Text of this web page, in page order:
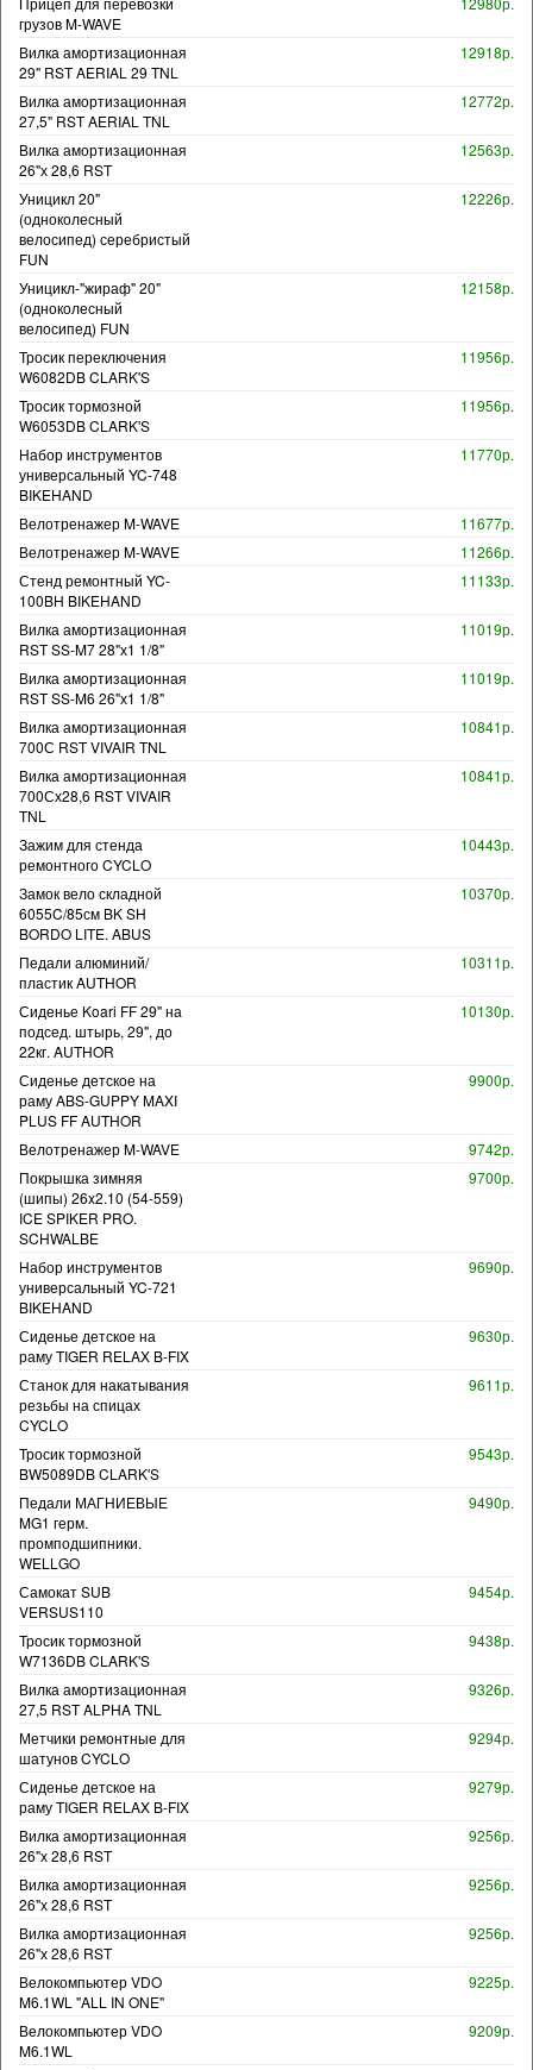
грузов M-WAVE
Вилка амортизационная
29" RST AERIAL 29 TNL
12918р.
Вилка амортизационная
27,5" RST AERIAL TNL
12772р.
Вилка амортизационная
26"х 28,6 RST
12563р.
Уницикл 20"
(одноколесный
велосипед) серебристый
FUN
12226р.
Уницикл-"жираф" 20"
(одноколесный
велосипед) FUN
12158р.
Тросик переключения
W6082DB CLARK'S
11956р.
Тросик тормозной
W6053DB CLARK'S
11956р.
Набор инструментов
универсальный YC-748
BIKEHAND
11770р.
Велотренажер M-WAVE
11677р.
Велотренажер M-WAVE
11266р.
Стенд ремонтный YC-
100BH BIKEHAND
11133р.
Вилка амортизационная
RST SS-M7 28"х1 1/8"
11019р.
Вилка амортизационная
RST SS-M6 26"х1 1/8"
11019р.
Вилка амортизационная
700С RST VIVAIR TNL
10841р.
Вилка амортизационная
700Сх28,6 RST VIVAIR
TNL
10841р.
Зажим для стенда
ремонтного CYCLO
10443р.
Замок вело складной
6055C/85см BK SH
BORDO LITE. ABUS
10370р.
Педали алюминий/
пластик AUTHOR
10311р.
Сиденье Koari FF 29" на
подсед. штырь, 29", до
22кг. AUTHOR
10130р.
Сиденье детское на
раму ABS-GUPPY MAXI
PLUS FF AUTHOR
9900р.
Велотренажер M-WAVE
9742р.
Покрышка зимняя
(шипы) 26x2.10 (54-559)
ICE SPIKER PRO.
SCHWALBE
9700р.
Набор инструментов
универсальный YC-721
BIKEHAND
9690р.
Сиденье детское на
раму TIGER RELAX B-FIX
9630р.
Станок для накатывания
резьбы на спицах
CYCLO
9611р.
Тросик тормозной
BW5089DB CLARK'S
9543р.
Педали МАГНИЕВЫЕ
MG1 герм.
промподшипники.
WELLGO
9490р.
Самокат SUB
VERSUS110
9454р.
Тросик тормозной
W7136DB CLARK'S
9438р.
Вилка амортизационная
27,5 RST ALPHA TNL
9326р.
Метчики ремонтные для
шатунов CYCLO
9294р.
Сиденье детское на
раму TIGER RELAX B-FIX
9279р.
Вилка амортизационная
26"х 28,6 RST
9256р.
Вилка амортизационная
26"х 28,6 RST
9256р.
Вилка амортизационная
26"х 28,6 RST
9256р.
Велокомпьютер VDO
M6.1WL "ALL IN ONE"
9225р.
Велокомпьютер VDO
M6.1WL
9209р.